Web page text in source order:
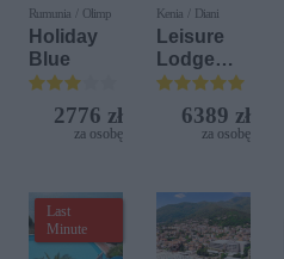
Rumunia / Olimp
Holiday
Blue
2776 zł
za osobę
Kenia / Diani
Leisure
Lodge
Beach &
Golf
Resort by
6389 zł
za osobę
Last
Minute